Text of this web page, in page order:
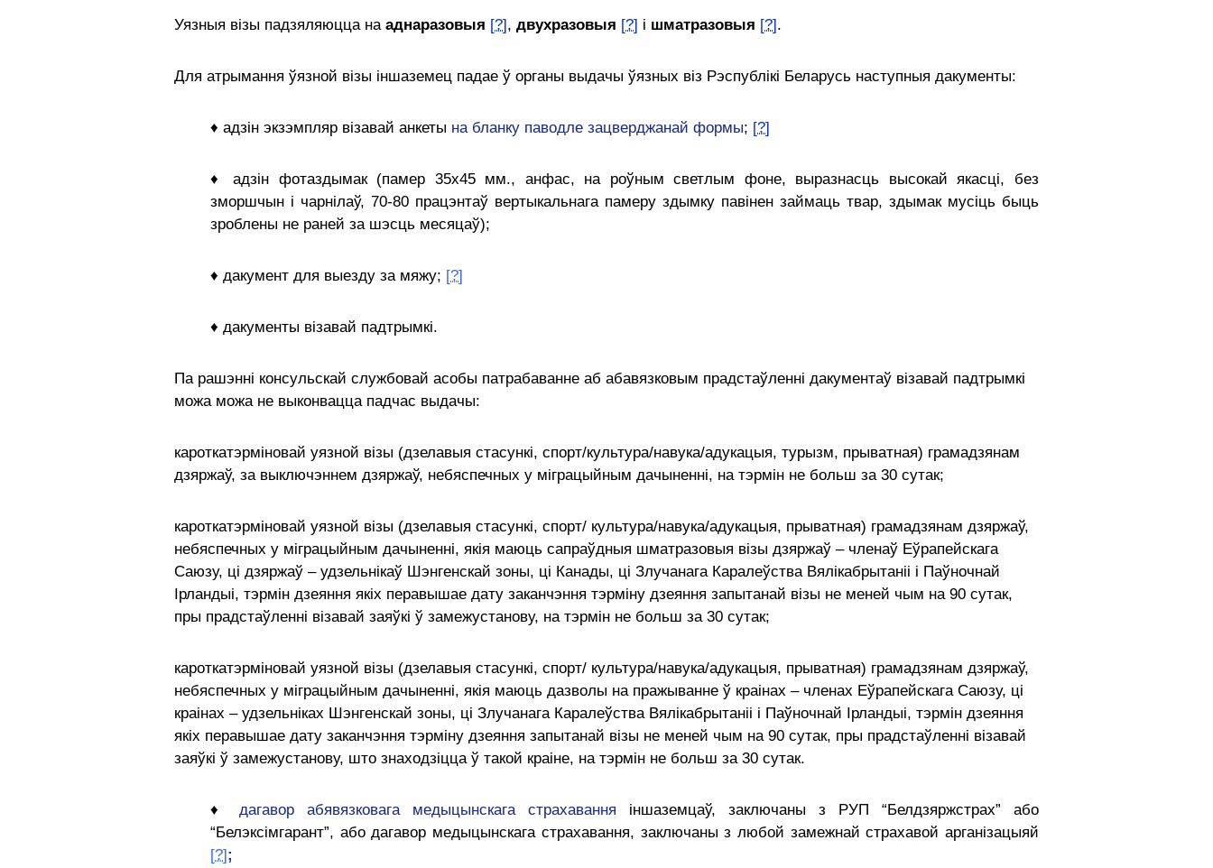
Уязныя візы падзяляюцца на аднаразовыя [?], двухразовыя [?] і шматразовыя [?].
Для атрымання ўязной візы іншаземец падае ў органы выдачы ўязных віз Рэспублікі Беларусь наступныя дакументы:
♦ адзін экзэмпляр візавай анкеты на бланку паводле зацверджанай формы; [?]
♦адзін фотаздымак (памер 35х45 мм., анфас, на роўным светлым фоне, выразнасць высокай якасці, без
зморшчын і чарнілаў, 70-80 працэнтаў вертыкальнага памеру здымку павінен займаць твар, здымак мусіць быць
зроблены не раней за шэсць месяцаў);
♦ дакумент для выезду за мяжу; [?]
♦ дакументы візавай падтрымкі.
Па рашэнні консульcкай службовай асобы патрабаванне аб абавязковым прадстаўленні дакументаў візавай падтрымкі
можа можа не выконвацца падчас выдачы:
кароткатэрміновай уязной візы (дзелавыя стасункі, спорт/культура/навука/адукацыя, турызм, прыватная) грамадзянам
дзяржаў, за выключэннем дзяржаў, небяспечных у міграцыйным дачыненні, на тэрмін не больш за 30 сутак;
кароткатэрміновай уязной візы (дзелавыя стасункі, спорт/ культура/навука/адукацыя, прыватная) грамадзянам дзяржаў,
небяспечных у міграцыйным дачыненні, якія маюць сапраўдныя шматразовыя візы дзяржаў – членаў Еўрапейскага
Саюзу, ці дзяржаў – удзельнікаў Шэнгенскай зоны, ці Канады, ці Злучанага Каралеўства Вялікабрытаніі і Паўночнай
Ірландыі, тэрмін дзеяння якіх перавышае дату заканчэння тэрміну дзеяння запытанай візы не меней чым на 90 сутак,
пры прадстаўленні візавай заяўкі ў замежустанову, на тэрмін не больш за 30 сутак;
кароткатэрміновай уязной візы (дзелавыя стасункі, спорт/ культура/навука/адукацыя, прыватная) грамадзянам дзяржаў,
небяспечных у міграцыйным дачыненні, якія маюць дазволы на пражыванне ў краінах – членах Еўрапейскага Саюзу, ці
краінах – удзельніках Шэнгенскай зоны, ці Злучанага Каралеўства Вялікабрытаніі і Паўночнай Ірландыі, тэрмін дзеяння
якіх перавышае дату заканчэння тэрміну дзеяння запытанай візы не меней чым на 90 сутак, пры прадстаўленні візавай
заяўкі ў замежустанову, што знаходзіцца ў такой краіне, на тэрмін не больш за 30 сутак.
♦ дагавор абявязковага медыцынскага страхавання іншаземцаў, заключаны з РУП “Белдзяржстрах” або
“Белэксімгарант”, або дагавор медыцынскага страхавання, заключаны з любой замежнай страхавой арганізацыяй
[?];